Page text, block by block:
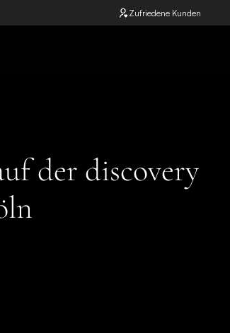
Zufriedene Kunden
der discovery